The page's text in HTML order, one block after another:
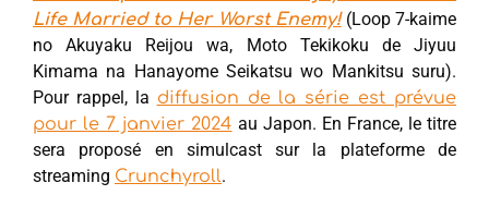
Life Married to Her Worst Enemy!(Loop 7-kaime
no Akuyaku Reijou wa, Moto Tekikoku de Jiyuu
Kimama na Hanayome Seikatsu wo Mankitsu suru).
Pour rappel, la diffusion de la série est prévue
pour le 7 janvier 2024 au Japon. En France, le titre
sera proposé en simulcast sur la plateforme de
streaming Crunchyroll.